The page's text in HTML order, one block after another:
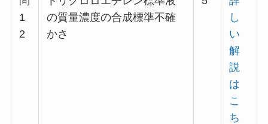
1
2
の質量濃度の合成標準不確
かさ
し
い
解
説
は
こ
ち